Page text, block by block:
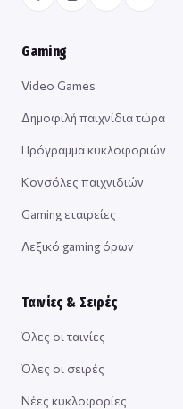
Gaming
Video Games
Δημοφιλή παιχνίδια τώρα
Πρόγραμμα κυκλοφοριών
Κονσόλες παιχνιδιών
Gaming εταιρείες
Λεξικό gaming όρων
Ταινίες & Σειρές
Όλες οι ταινίες
Όλες οι σειρές
Νέες κυκλοφορίες